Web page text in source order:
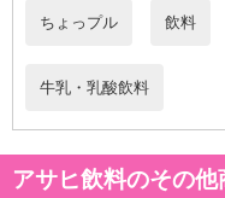
ちょっプル 飲料
牛乳・乳酸飲料
アサヒ飲料のその他